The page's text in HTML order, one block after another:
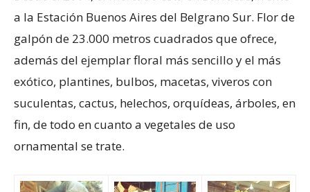
a la Estación Buenos Aires del Belgrano Sur. Flor de
galpón de 23.000 metros cuadrados que ofrece,
además del ejemplar floral más sencillo y el más
exótico, plantines, bulbos, macetas, viveros con
suculentas, cactus, helechos, orquídeas, árboles, en
fin, de todo en cuanto a vegetales de uso
ornamental se trate.